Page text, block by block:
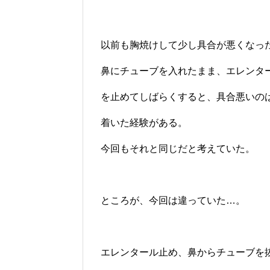
以前も胸焼けして少し具合が悪くなっ
鼻にチューブを入れたまま、エレンタ
を止めてしばらくすると、具合悪いの
着いた経験がある。
今回もそれと同じだと考えていた。
ところが、今回は違っていた…。
エレンタール止め、鼻からチューブを